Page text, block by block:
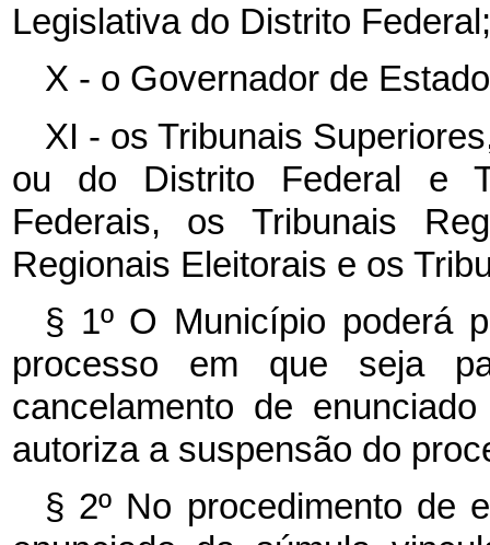
Legislativa do Distrito Federal;
X - o Governador de
XI - os Tribunais
ou do Distrito Federal e
Federais, os Tribunais
Regionais Eleitorais e os
§ 1º O Município poderá
processo em que seja
cancelamento de
autoriza a suspensão do
§ 2º No procedimento de